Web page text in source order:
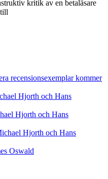
kritik av en betaläsare
recensionsexemplar kommer
Hjorth och Hans
Hjorth och Hans
Hjorth och Hans
Oswald